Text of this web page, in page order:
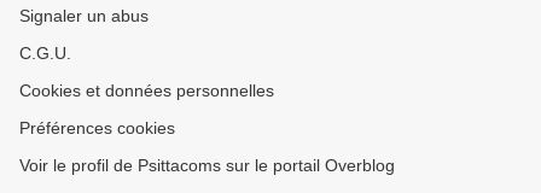
Signaler un abus
C.G.U.
Cookies et données personnelles
Préférences cookies
Voir le profil de Psittacoms sur le portail Overblog